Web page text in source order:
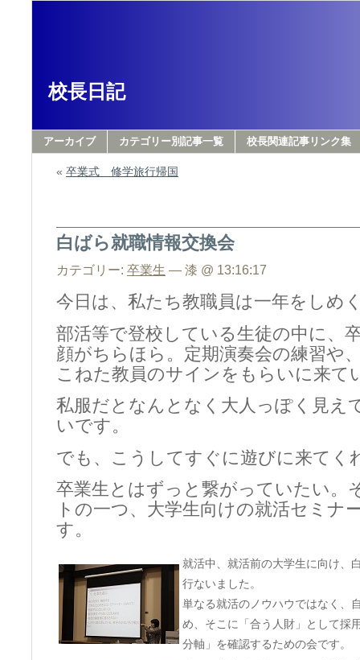
校長日記
アーカイブ カテゴリー別記事一覧 校長関連記事リンク集
« 卒業式 修学旅行帰国
白ばら就職情報交換会
カテゴリー: 卒業生 — 漆 @ 13:16:17
今日は、私たち教職員は一年をしめ
部活等で登校している生徒の中に、
顔がちらほら。定期演奏会の練習や
こねた教員のサインをもらいに来て
私服だとなんとなく大人っぽく見え
いです。
でも、こうしてすぐに遊びに来てく
卒業生とはずっと繋がっていたい。
トの一つ、大学生向けの就活セミナ
す。
就活中、就活前の大学生に向け、
行ないました。
単なる就活のノウハウではなく、
め、そこに「合う人財」として採
分軸」を確認するための会です。